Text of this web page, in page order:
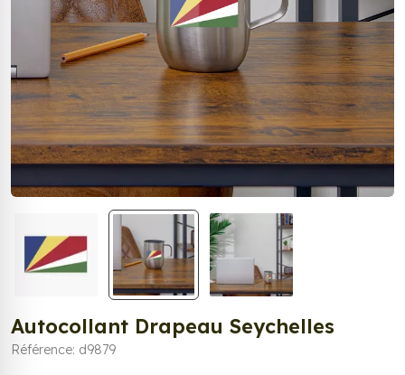
Autocollant Drapeau Seychelles
Référence: d9879